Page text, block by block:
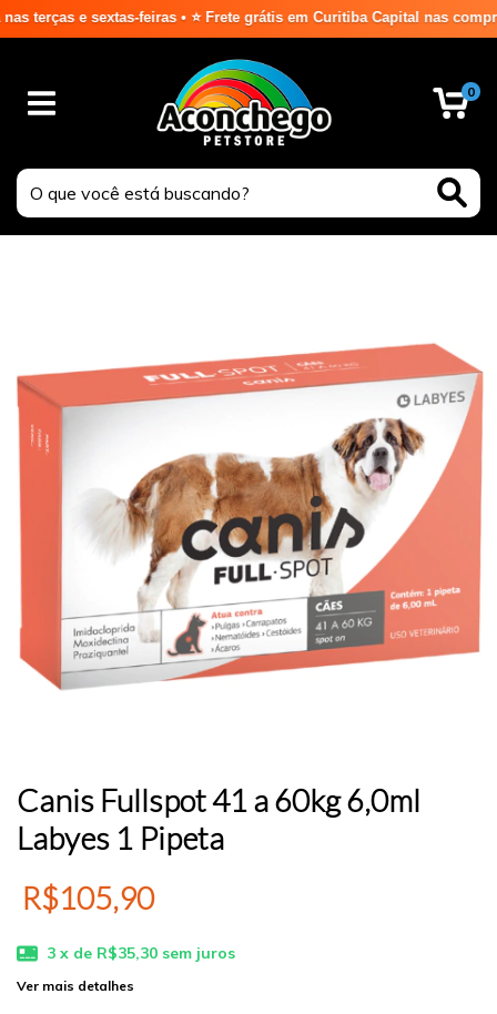
e sextas-feiras • ⭐ Frete grátis em Curitiba Capital nas compras
0
Canis Fullspot 41 a 60kg 6,0ml
Labyes 1 Pipeta
R$105,90
3 x de R$35,30 sem juros
Ver mais detalhes